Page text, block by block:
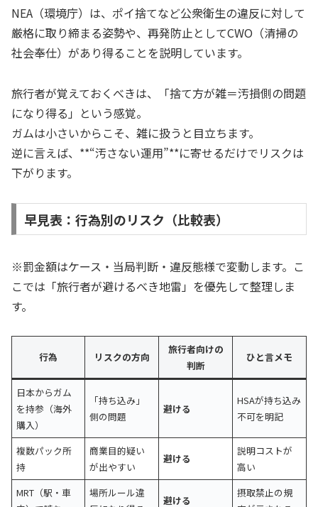
NEA（環境庁）は、ポイ捨てなど公衆衛生の違反に対して
厳格に取り締まる姿勢や、再発防止としてCWO（清掃の
社会奉仕）があり得ることを説明しています。
旅行者が覚えておくべきは、「捨て方が雑＝汚損側の問題
になり得る」という感覚。
ガムは小さいからこそ、雑に扱うと目立ちます。
逆に言えば、**“汚さない運用”**に寄せるだけでリスクは
下がります。
早見表：行為別のリスク（比較表）
※罰金額はケース・当局判断・違反態様で変動します。こ
こでは「旅行者が避けるべき地雷」を優先して整理しま
す。
行為 リスクの方向
旅行者向けの
判断
ひと言メモ
日本からガム
を持参（海外
購入）
「持ち込み」
側の問題
避ける
HSAが持ち込み
不可を明記
複数パック所
持
商業目的疑い
が出やすい
避ける
説明コストが
高い
MRT（駅・車
場所ルール違
避ける
摂取禁止の規